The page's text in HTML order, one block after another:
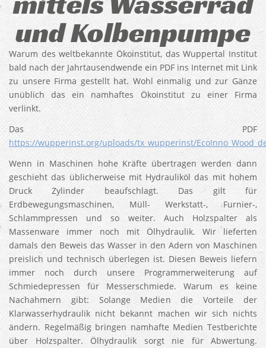
und Kolbenpumpe
Warum des weltbekannte Ökoinstitut, das Wuppertal Institut
bald nach der Jahrtausendwende ein PDF ins Internet mit Link
zu unsere Firma gestellt hat. Wohl einmalig und zur Gänze
unüblich das ein namhaftes Ökoinstitut zu einer Firma
verlinkt.
Das PDF
https://wupperinst.org/uploads/tx_wupperinst/
Wenn in Maschinen hohe Kräfte übertragen werden dann
geschieht das üblicherweise mit Hydrauliköl das mit hohem
Druck Zylinder beaufschlagt. Das gilt für
Erdbewegungsmaschinen, Müll- Werkstatt-, Furnier-,
Schlammpressen und so weiter. Auch Holzspalter als
Massenware immer noch mit Ölhydraulik. Wir lieferten
damals den Beweis das Wasser in den Adern von Maschinen
preislich und technisch überlegen ist. Diesen Beweis liefern
immer noch durch unsere Programmerweiterung auf
Schmiedepressen für Messerschmiede. Warum es keine
Nachahmern gibt: Solange Medien die Vorteile der
Klarwasserhydraulik nicht bekannt machen wir sich nichts
ändern. Regelmäßig bringen namhafte Medien Testberichte
über Holzspalter. Ölhydraulik sorgt nie für Abwertung.